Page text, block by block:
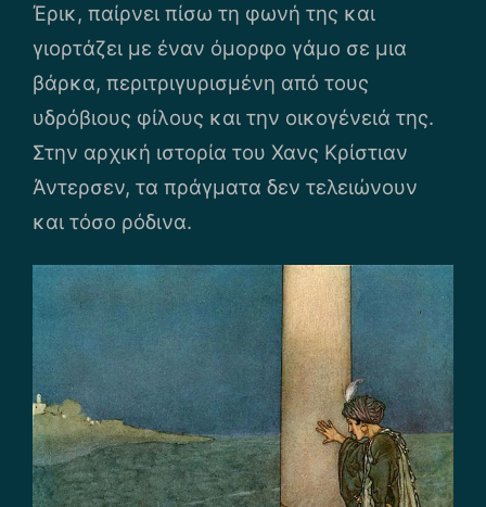
Έρικ, παίρνει πίσω τη φωνή της και
γιορτάζει με έναν όμορφο γάμο σε μια
βάρκα, περιτριγυρισμένη από τους
υδρόβιους φίλους και την οικογένειά της.
Στην αρχική ιστορία του Χανς Κρίστιαν
Άντερσεν, τα πράγματα δεν τελειώνουν
και τόσο ρόδινα.